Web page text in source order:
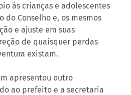
ás crianças e adolescentes
do Conselho e, os mesmos
e ajuste em suas
de quaisquer perdas
existam.
apresentou outro
ao prefeito e a secretaria